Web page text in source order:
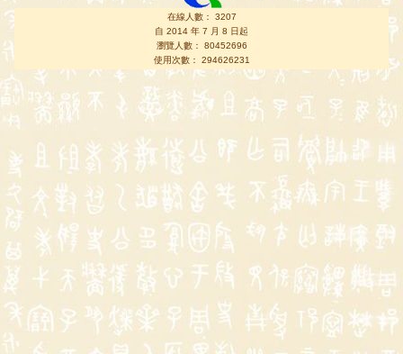
在線人數： 3207
自 2014 年 7 月 8 日起
瀏覽人數： 80452696
使用次數： 294626231